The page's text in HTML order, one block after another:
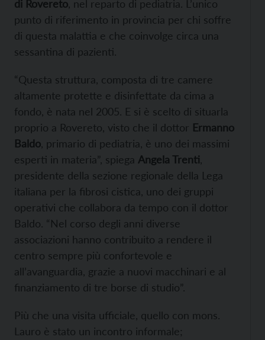
di Rovereto , nel reparto di pediatria. L’unico
punto di riferimento in provincia per chi soffre
di questa malattia e che coinvolge circa una
sessantina di pazienti.
“Questa struttura, composta di tre camere
altamente protette e disinfettate da cima a
fondo, è nata nel 2005. E si è scelto di situarla
proprio a Rovereto, visto che il dottor Ermanno
Baldo , primario di pediatria, è uno dei massimi
esperti in materia”, spiega Angela Trenti
presidente della sezione regionale della Lega
italiana per la fibrosi cistica, uno dei gruppi
operativi che collabora da tempo con il dottor
Baldo. “Nel corso degli anni diverse
associazioni hanno contribuito a rendere il
centro sempre più confortevole e
all’avanguardia, grazie a nuovi macchinari e al
finanziamento di tre borse di studio”.
Più che una visita ufficiale, quello con mons.
Lauro è stato un incontro informale;